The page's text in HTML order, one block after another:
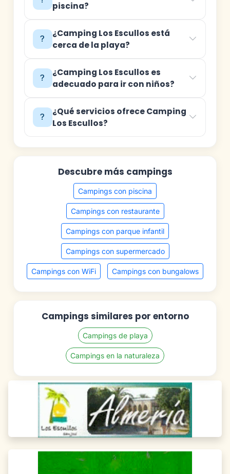
piscina?
¿Camping Los Escullos está
cerca de la playa?
¿Camping Los Escullos es
adecuado para ir con niños?
¿Qué servicios ofrece Camping
Los Escullos?
Descubre más campings
Campings con piscina
Campings con restaurante
Campings con parque infantil
Campings con supermercado
Campings con WiFi Campings con bungalows
Campings similares por entorno
Campings de playa
Campings en la naturaleza